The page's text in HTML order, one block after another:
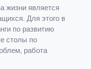
жизни является
Для этого в
по развитию
столы по
работа